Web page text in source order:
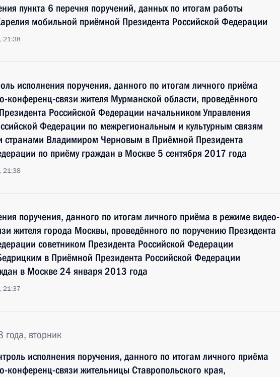
пункта 6 перечня поручений, данных по итогам работы
мобильной приёмной Президента Российской Федерации
21:38
исполнения поручения, данного по итогам личного приёма
конференц-связи жителя Мурманской области, проведённого
Российской Федерации начальником Управления
Федерации по межрегиональным и культурным связям
странами Владимиром Черновым в Приёмной Президента
по приёму граждан в Москве 5 сентября 2017 года
21:38
поручения, данного по итогам личного приёма в режиме видео-
жителя города Москвы, проведённого по поручению Президента
советником Президента Российской Федерации
в Приёмной Президента Российской Федерации
в Москве 24 января 2013 года
21:37
вторник
исполнения поручения, данного по итогам личного приёма
конференц-связи жительницы Ставропольского края,